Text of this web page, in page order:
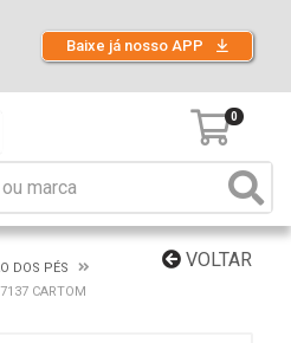
Baixe já nosso APP
0
VOLTAR
DOS PÉS
CARTOM